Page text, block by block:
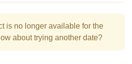
is no longer available for the
about trying another date?